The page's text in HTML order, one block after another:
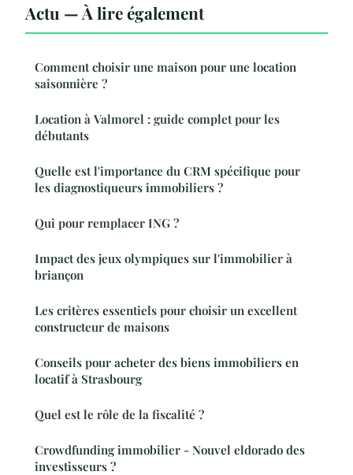
Actu — À lire également
Comment choisir une maison pour une location
saisonnière ?
Location à Valmorel : guide complet pour les
débutants
Quelle est l'importance du CRM spécifique pour
les diagnostiqueurs immobiliers ?
Qui pour remplacer ING ?
Impact des jeux olympiques sur l'immobilier à
briançon
Les critères essentiels pour choisir un excellent
constructeur de maisons
Conseils pour acheter des biens immobiliers en
locatif à Strasbourg
Quel est le rôle de la fiscalité ?
Crowdfunding immobilier - Nouvel eldorado des
investisseurs ?